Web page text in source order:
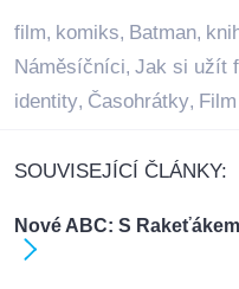
film, komiks, Batman,
Náměsíčníci, Jak si užít
identity, Časohrátky,
SOUVISEJÍCÍ ČLÁNKY:
Nové ABC: S